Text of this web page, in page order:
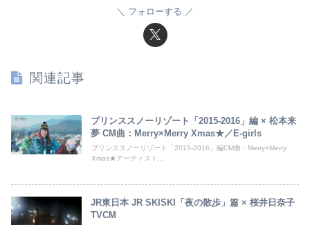
フォローする
関連記事
プリンススノーリゾート「2015-2016」編 × 松本来
夢 CM曲：Merry×Merry Xmas★／E-girls
プリンススノーリゾート「2015-2016」編CM曲：Merry×Merry
Xmas★アーティスト...
JR東日本 JR SKISKI「夜の散歩」篇 × 桜井日奈子
TVCM